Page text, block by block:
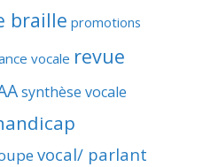
braille promotions
vocale revue
synthèse vocale
vocal/ parlant